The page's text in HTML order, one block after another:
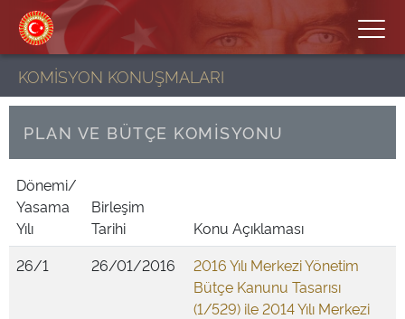
KOMİSYON KONUŞMALARI
PLAN VE BÜTÇE KOMİSYONU
Dönemi/
Yasama
Yılı
Birleşim
Tarihi
Konu Açıklaması
26/1
26/01/2016
2016 Yılı Merkezi Yönetim
Bütçe Kanunu Tasarısı
(1/529) ile 2014 Yılı Merkezi